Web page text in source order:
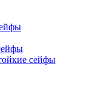
сейфы